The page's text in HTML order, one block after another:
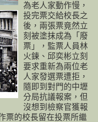
為老人家動作慢，
投完票交給校長之
後，兩張票竟然立
刻被塗抹成為「廢
票」，監票人員林
火鍊、邱奕彬立刻
要求重新為兩位老
人家發選票遭拒，
隨即到對門的中壢
分局抗議報案，但
沒想到檢察官獲報
票的校長留在投票所繼